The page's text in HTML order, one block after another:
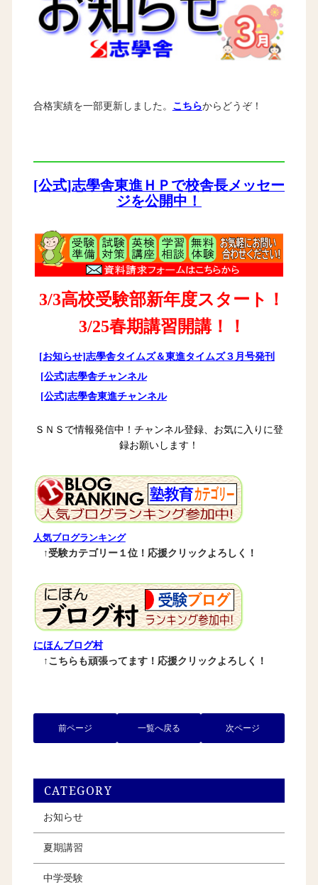
合格実績を一部更新しました。 こちらからどうぞ！
[公式]志學舎東進ＨＰで校舎長メッセー
ジを公開中！
3/3高校受験部新年度スタート！
3/25春期講習開講！！
[お知らせ]志學舎タイムズ＆東進タイムズ３月号発刊
[公式]志學舎チャンネル
[公式]志學舎東進チャンネル
ＳＮＳで情報発信中！チャンネル登録、お気に入りに登
録お願いします！
人気ブログランキング
↑受験カテゴリー１位！応援クリックよろしく！
にほんブログ村
↑こちらも頑張ってます！応援クリックよろしく！
前ページ 一覧へ戻る 次ページ
CATEGORY
お知らせ
夏期講習
中学受験